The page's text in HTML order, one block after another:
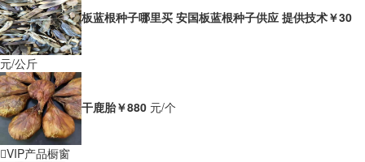
板蓝根种子哪里买 安国板蓝根种子供应 提供技术￥30
元/公斤
干鹿胎￥880 元/个
VIP产品橱窗